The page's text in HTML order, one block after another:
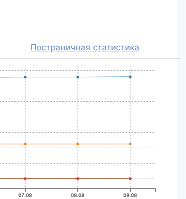
Постраничная статистика
07.08 08.08 09.08